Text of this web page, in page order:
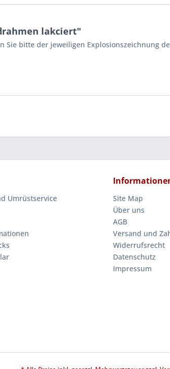
lakciert"
Sie bitte der jeweiligen Explosionszeichnung
Umrüstservice
Site Map
Über uns
AGB
Versand und
Widerrufsrecht
Datenschutz
Impressum